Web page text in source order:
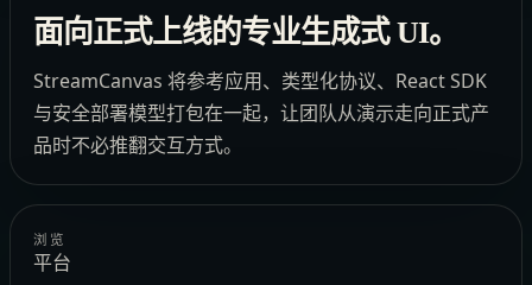
面向正式上线的专业生成式 UI。
StreamCanvas 将参考应用、类型化协议、React SDK
与安全部署模型打包在一起，让团队从演示走向正式产
品时不必推翻交互方式。
浏览
平台